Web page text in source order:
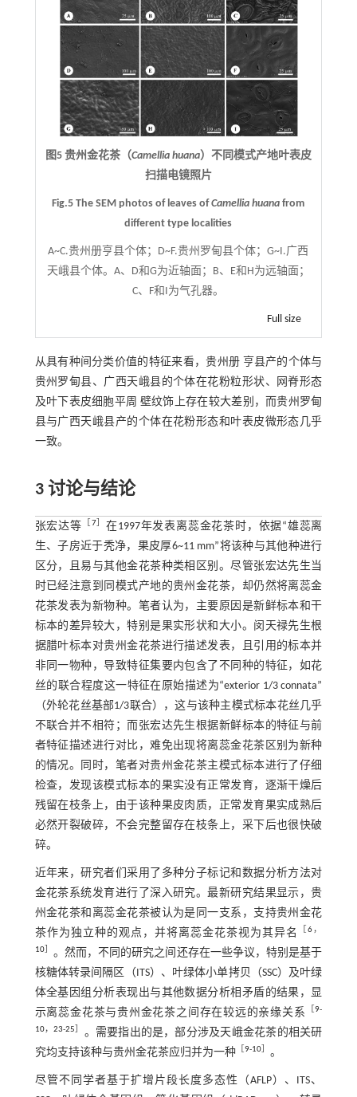
图5 贵州金花茶（Camellia huana）不同模式产地叶表皮
扫描电镜照片
Fig.5 The SEM photos of leaves ofCamellia huana from
different type localities
A~C.贵州册亨县个体；D~F.贵州罗甸县个体；G~I.广西
天峨县个体。A、D和G为近轴面；B、E和H为远轴面；
C、F和I为气孔器。
Full size
从具有种间分类价值的特征来看，贵州册 亨县产的个体与
贵州罗甸县、广西天峨县的个体在花粉粒形状、网脊形态
及叶下表皮细胞平周 壁纹饰上存在较大差别，而贵州罗甸
县与广西天峨县产的个体在花粉形态和叶表皮微形态几乎
一致。
3讨论与结论
张宏达等 7］在1997年发表离蕊金花茶时，依据“雄蕊离
生、子房近于秃净，果皮厚6~11 mm”将该种与其他种进行
区分，且易与其他金花茶种类相区别。尽管张宏达先生当
时已经注意到同模式产地的贵州金花茶，却仍然将离蕊金
花茶发表为新物种。笔者认为，主要原因是新鲜标本和干
标本的差异较大，特别是果实形状和大小。闵天禄先生根
据腊叶标本对贵州金花茶进行描述发表，且引用的标本并
非同一物种，导致特征集要内包含了不同种的特征，如花
丝的联合程度这一特征在原始描述为“exterior 1/3 connata”
（外轮花丝基部1/3联合），这与该种主模式标本花丝几乎
不联合并不相符；而张宏达先生根据新鲜标本的特征与前
者特征描述进行对比，难免出现将离蕊金花茶区别为新种
的情况。同时，笔者对贵州金花茶主模式标本进行了仔细
检查，发现该模式标本的果实没有正常发育，逐渐干燥后
残留在枝条上，由于该种果皮肉质，正常发育果实成熟后
必然开裂破碎，不会完整留存在枝条上，采下后也很快破
碎。
近年来，研究者们采用了多种分子标记和数据分析方法对
金花茶系统发育进行了深入研究。最新研究结果显示，贵
州金花茶和离蕊金花茶被认为是同一支系，支持贵州金花
茶作为独立种的观点，并将离蕊金花茶视为其异名
［6，
10］ 。然而，不同的研究之间还存在一些争议，特别是基于
核糖体转录间隔区（ITS）、叶绿体小单拷贝（SSC）及叶绿
体全基因组分析表现出与其他数据分析相矛盾的结果，显
示离蕊金花茶与贵州金花茶之间存在较远的亲缘关系
［9-
10，23-25
。需要指出的是，部分涉及天峨金花茶的相关研
究均支持该种与贵州金花茶应归并为一种［ 9-10］ 。
尽管不同学者基于扩增片段长度多态性（AFLP）、ITS、